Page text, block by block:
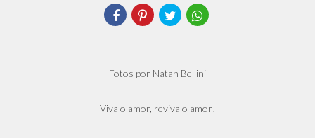
Fotos por Natan Bellini
Viva o amor, reviva o amor!